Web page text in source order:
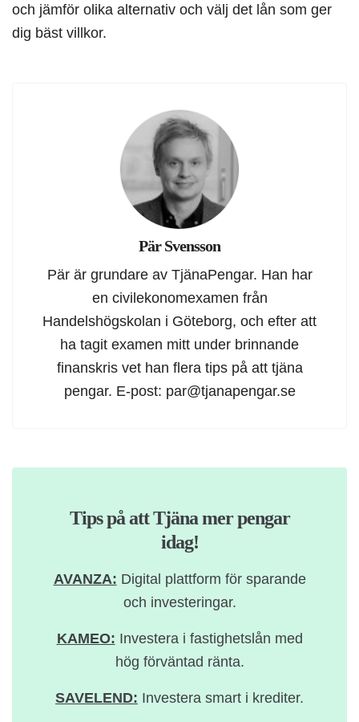
och jämför olika alternativ och välj det lån som ger
dig bäst villkor.
Pär Svensson
Pär är grundare av TjänaPengar. Han har
en civilekonomexamen från
Handelshögskolan i Göteborg, och efter att
ha tagit examen mitt under brinnande
finanskris vet han flera tips på att tjäna
pengar. E-post: par@tjanapengar.se
Tips på att Tjäna mer pengar
idag!
AVANZA: Digital plattform för sparande
och investeringar.
KAMEO: Investera i fastighetslån med
hög förväntad ränta.
SAVELEND: Investera smart i krediter.